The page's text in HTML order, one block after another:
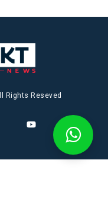
Rights Reseved